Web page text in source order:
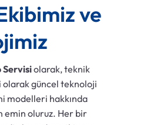
ve
Servisiolarak, teknik
güncel teknoloji
modelleri hakkında
emin oluruz. Her bir